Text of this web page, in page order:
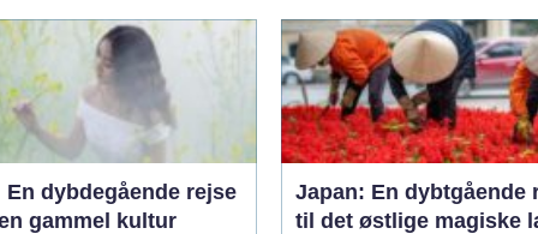
En dybdegående rejse
gammel kultur
Japan: En dybtgående
til det østlige magiske